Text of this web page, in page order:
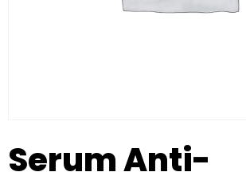
Serum Anti-